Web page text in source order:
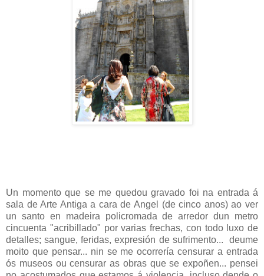
Un momento que se me quedou gravado foi na entrada á
sala de Arte Antiga a cara de Angel (de cinco anos) ao ver
un santo en madeira policromada de arredor dun metro
cincuenta "acribillado" por varias frechas, con todo luxo de
detalles; sangue, feridas, expresión de sufrimento... deume
moito que pensar... nin se me ocorrería censurar a entrada
ós museos ou censurar as obras que se expoñen... pensei